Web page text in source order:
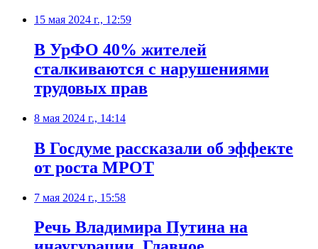
15 мая 2024 г., 12:59
В УрФО 40% жителей
сталкиваются с нарушениями
трудовых прав
8 мая 2024 г., 14:14
В Госдуме рассказали об эффекте
от роста МРОТ
7 мая 2024 г., 15:58
Речь Владимира Путина на